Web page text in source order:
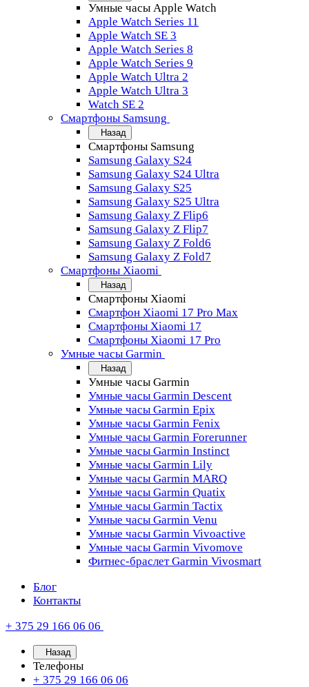
Умные часы Apple Watch
Apple Watch Series 11
Apple Watch SE 3
Apple Watch Series 8
Apple Watch Series 9
Apple Watch Ultra 2
Apple Watch Ultra 3
Watch SE 2
Смартфоны Samsung
Назад
Смартфоны Samsung
Samsung Galaxy S24
Samsung Galaxy S24 Ultra
Samsung Galaxy S25
Samsung Galaxy S25 Ultra
Samsung Galaxy Z Flip6
Samsung Galaxy Z Flip7
Samsung Galaxy Z Fold6
Samsung Galaxy Z Fold7
Смартфоны Xiaomi
Назад
Смартфоны Xiaomi
Смартфон Xiaomi 17 Pro Max
Смартфоны Xiaomi 17
Смартфоны Xiaomi 17 Pro
Умные часы Garmin
Назад
Умные часы Garmin
Умные часы Garmin Descent
Умные часы Garmin Epix
Умные часы Garmin Fenix
Умные часы Garmin Forerunner
Умные часы Garmin Instinct
Умные часы Garmin Lily
Умные часы Garmin MARQ
Умные часы Garmin Quatix
Умные часы Garmin Tactix
Умные часы Garmin Venu
Умные часы Garmin Vivoactive
Умные часы Garmin Vivomove
Фитнес-браслет Garmin Vivosmart
Блог
Контакты
+ 375 29 166 06 06
Назад
Телефоны
+ 375 29 166 06 06